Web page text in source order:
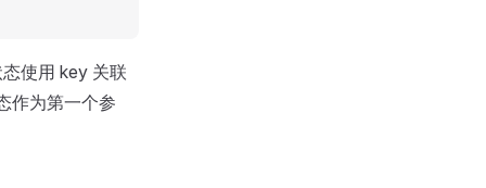
使用 key 关联
作为第一个参